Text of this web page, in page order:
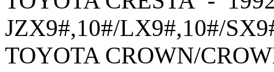
JZX9#,10#/LX9#,10#/
TOYOTA CROWN/